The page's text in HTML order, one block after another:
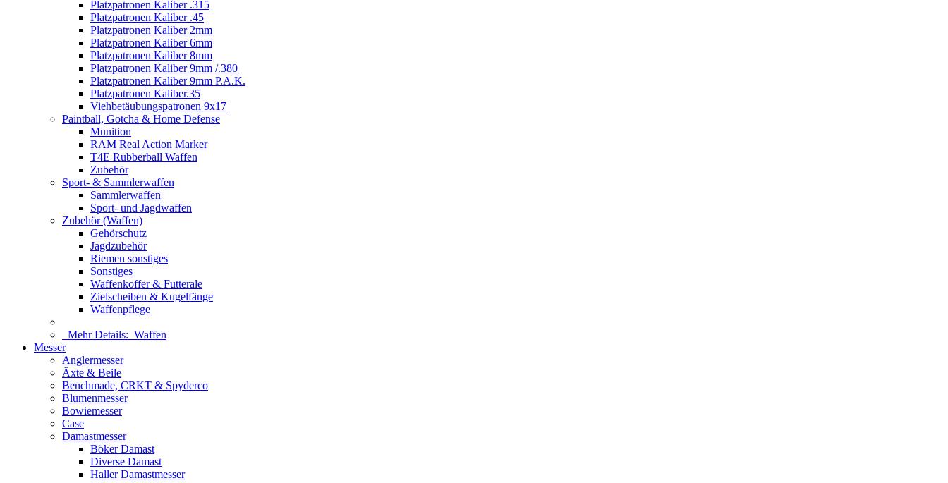
Platzpatronen Kaliber .315
Platzpatronen Kaliber .45
Platzpatronen Kaliber 2mm
Platzpatronen Kaliber 6mm
Platzpatronen Kaliber 8mm
Platzpatronen Kaliber 9mm /.380
Platzpatronen Kaliber 9mm P.A.K.
Platzpatronen Kaliber.35
Viehbetäubungspatronen 9x17
Paintball, Gotcha & Home Defense
Munition
RAM Real Action Marker
T4E Rubberball Waffen
Zubehör
Sport- & Sammlerwaffen
Sammlerwaffen
Sport- und Jagdwaffen
Zubehör (Waffen)
Gehörschutz
Jagdzubehör
Riemen sonstiges
Sonstiges
Waffenkoffer & Futterale
Zielscheiben & Kugelfänge
Waffenpflege
Mehr Details: Waffen
Messer
Anglermesser
Äxte & Beile
Benchmade, CRKT & Spyderco
Blumenmesser
Bowiemesser
Case
Damastmesser
Böker Damast
Diverse Damast
Haller Damastmesser